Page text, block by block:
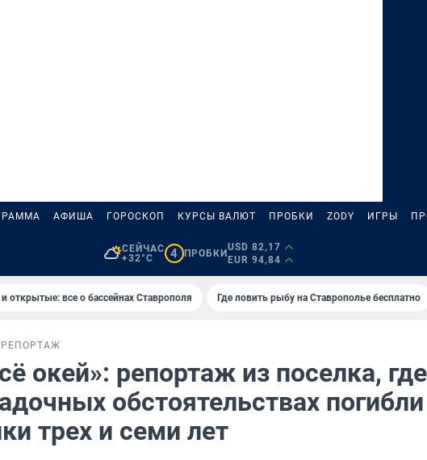
АФИША ГОРОСКОП КУРСЫ ВАЛЮТ ПРОБКИ ZODY ИГРЫ
СЕЙЧАС
+32°C
4 ПРОБКИ
USD 82,17
EUR 94,84
открытые: все о бассейнах Ставрополя Где ловить рыбу на Ставрополье бесплатно
РЕПОРТАЖ
окей»: репортаж из поселка, где
обстоятельствах погибли
трех и семи лет